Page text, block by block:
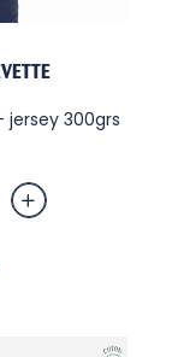
300grs
/ Kaki